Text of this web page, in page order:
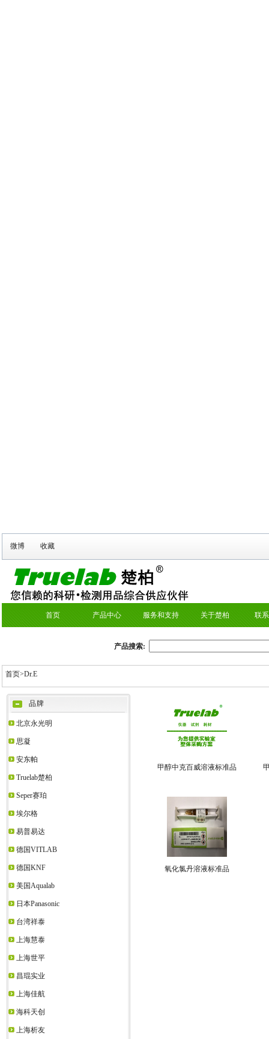
微博 收藏
首页 产品中心 服务和支持 关于楚柏 联
产品搜索:
首页>Dr.E
品牌
北京永光明
思凝
安东帕
Truelab楚柏
Seper赛珀
埃尔格
易普易达
德国VITLAB
德国KNF
美国Aqualab
日本Panasonic
台湾祥泰
上海慧泰
上海世平
昌琨实业
上海佳航
海科天创
上海析友
甲醇中克百威溶液标准品
氧化氯丹溶液标准品